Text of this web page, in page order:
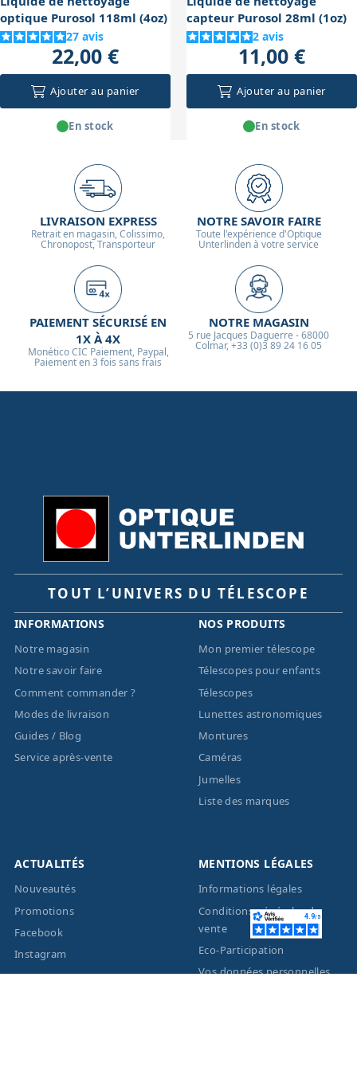
optique Purosol 118ml (4oz)
27 avis
22,00 €
Ajouter au panier
En stock
capteur Purosol 28ml (1oz)
2 avis
11,00 €
Ajouter au panier
En stock
LIVRAISON EXPRESS
Retrait en magasin, Colissimo,
Chronopost, Transporteur
NOTRE SAVOIR FAIRE
Toute l'expérience d'Optique
Unterlinden à votre service
PAIEMENT SÉCURISÉ EN
1X À 4X
Monético CIC Paiement, Paypal,
Paiement en 3 fois sans frais
NOTRE MAGASIN
5 rue Jacques Daguerre - 68000
Colmar, +33 (0)3 89 24 16 05
TOUT L’UNIVERS DU TÉLESCOPE
INFORMATIONS
Notre magasin
Notre savoir faire
Comment commander ?
Modes de livraison
Guides / Blog
Service après-vente
NOS PRODUITS
Mon premier télescope
Télescopes pour enfants
Télescopes
Lunettes astronomiques
Montures
Caméras
Jumelles
Liste des marques
ACTUALITÉS
Nouveautés
Promotions
Facebook
Instagram
MENTIONS LÉGALES
Informations légales
Conditions générales de
vente
Eco-Participation
Vos données personnelles